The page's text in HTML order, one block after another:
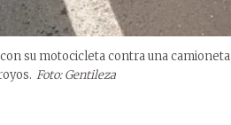
su motocicleta contra una
Foto: Gentileza